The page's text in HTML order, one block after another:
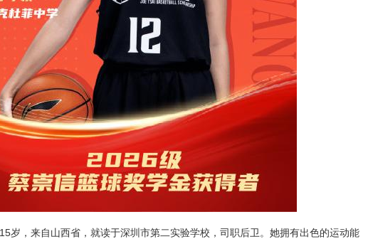
岁，来自山西省，就读于深圳市第二实验学校，司职后卫。她拥有出色的运动能